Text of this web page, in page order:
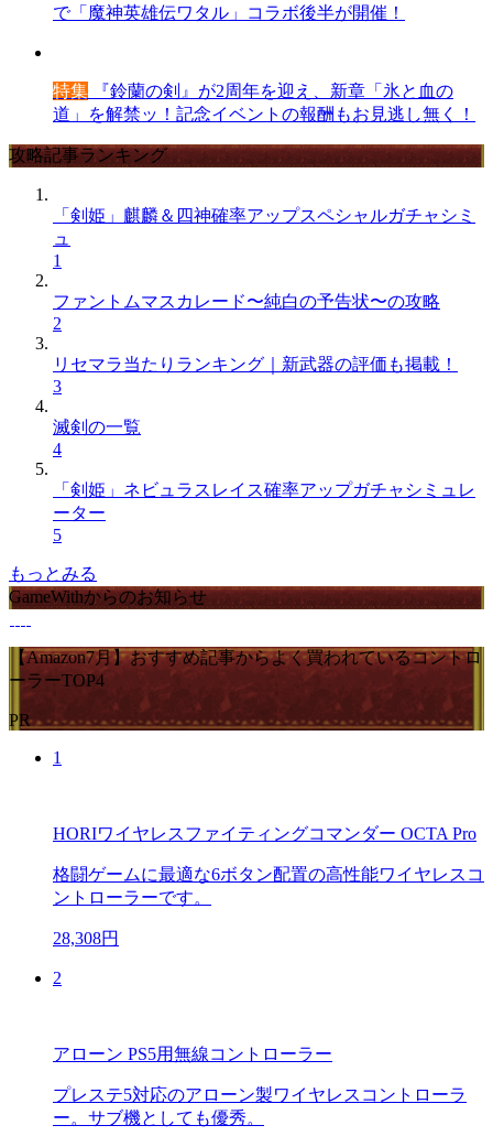
で「魔神英雄伝ワタル」コラボ後半が開催！
特集 『鈴蘭の剣』が2周年を迎え、新章「氷と血の
道」を解禁ッ！記念イベントの報酬もお見逃し無く！
攻略記事ランキング
「剣姫」麒麟＆四神確率アップスペシャルガチャシミ
ュ
1
ファントムマスカレード〜純白の予告状〜の攻略
2
リセマラ当たりランキング｜新武器の評価も掲載！
3
滅剣の一覧
4
「剣姫」ネビュラスレイス確率アップガチャシミュレ
ーター
5
もっとみる
GameWithからのお知らせ
【Amazon7月】おすすめ記事からよく買われているコントロ
ーラーTOP4
PR
1
HORIワイヤレスファイティングコマンダー OCTA Pro
格闘ゲームに最適な6ボタン配置の高性能ワイヤレスコ
ントローラーです。
28,308円
2
アローン PS5用無線コントローラー
プレステ5対応のアローン製ワイヤレスコントローラ
ー。サブ機としても優秀。